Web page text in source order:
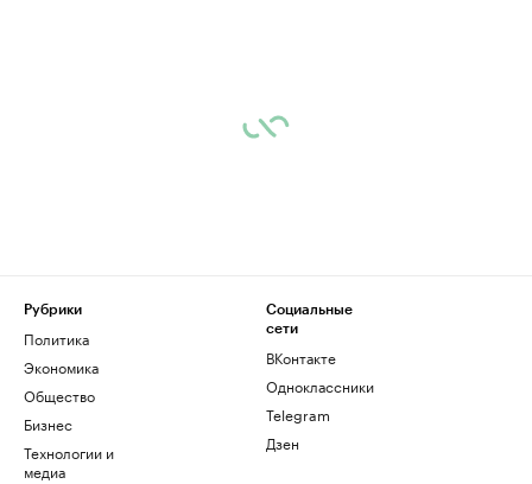
Рубрики
Политика
Экономика
Общество
Бизнес
Технологии и
медиа
Социальные
сети
ВКонтакте
Одноклассники
Telegram
Дзен